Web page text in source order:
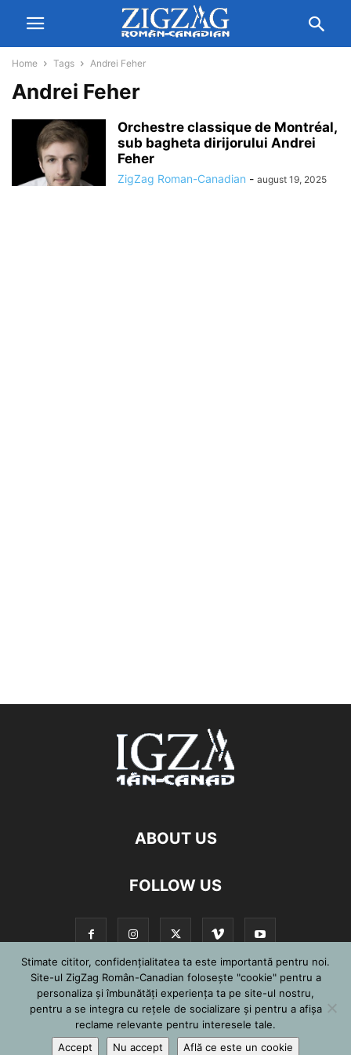
Home Tags Andrei Feher
Andrei Feher
Orchestre classique de Montréal,
sub bagheta dirijorului Andrei
Feher
ZigZag Roman-Canadian - august 19, 2025
ABOUT US
FOLLOW US
©
Stimate cititor, confidențialitatea ta este importantă pentru noi.
Site-ul ZigZag Român-Canadian folosește "cookie" pentru a
personaliza și îmbunătăți experiența ta pe site-ul nostru,
pentru a se integra cu reţele de socializare şi pentru a afişa
reclame relevante pentru interesele tale.
Accept
Nu accept Află ce este un cookie